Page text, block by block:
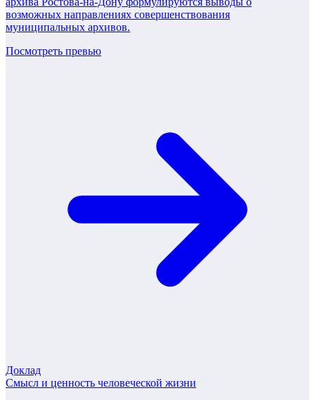
возможных направлениях совершенствования
муниципальных архивов.
Посмотреть превью
Доклад
Смысл и ценность человеческой жизни